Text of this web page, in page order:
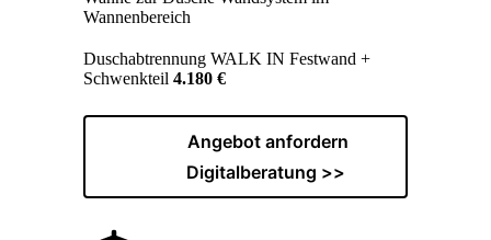
Wannenbereich
Duschabtrennung WALK IN Festwand +
Schwenkteil4.180 €
Angebot anfordern
Digitalberatung >>